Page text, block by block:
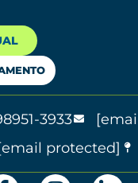
3933
protected]